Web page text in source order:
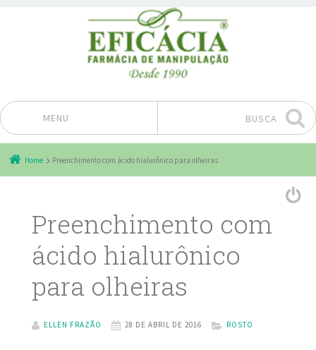
MENU
Pular para o conteúdo
BUSCA
Home Preenchimento com ácido hialurônico para olheiras
Preenchimento com
ácido hialurônico
para olheiras
ELLEN FRAZÃO 28 DE ABRIL DE 2016 ROSTO